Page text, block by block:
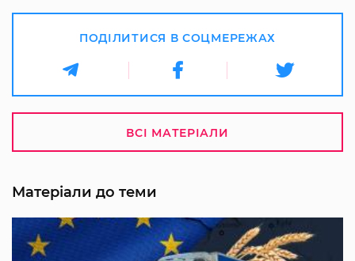
ПОДІЛИТИСЯ В СОЦМЕРЕЖАХ
ВСІ МАТЕРІАЛИ
Матеріали до теми